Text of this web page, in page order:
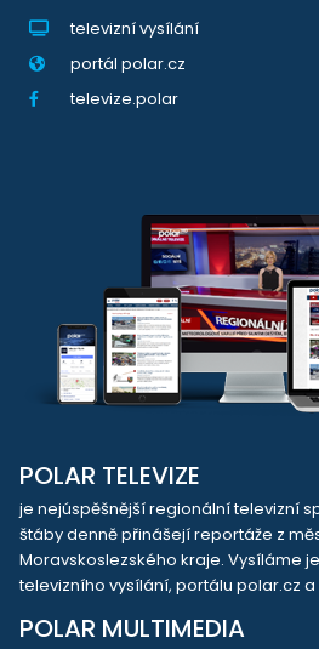
televizní vysílání
portál polar.cz
televize.polar
POLAR TELEVIZE
je nejúspěšnější regionální televizní
štáby denně přinášejí reportáže z
Moravskoslezského kraje. Vysíláme
televizního vysílání, portálu polar.cz
POLAR MULTIMEDIA